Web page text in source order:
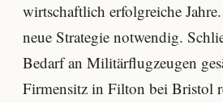
wirtschaftlich erfolgreiche
neue Strategie notwendig.
Bedarf an Militärflugzeugen
Firmensitz in Filton bei Bristol